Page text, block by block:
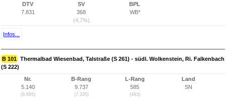
DTV
7.831
SV
368
(4,7%)
BPL
WB*
Infos...
B 101 Thermalbad Wiesenbad, Talstraße (S 261) - südl. Wolkenstein, Ri. Falkenbach
(S 222)
Nr.
5.140
(8.695)
B-Rang
9.737
(7.335)
L-Rang
585
(493)
Land
SN